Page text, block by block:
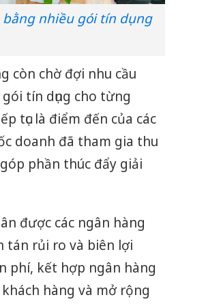
nhiều gói tín dụng
còn chờ đợi nhu cầu
tín dụng cho từng
tục là điểm đến của các
doanh đã tham gia thu
phần thúc đẩy giải
được các ngân hàng
tán rủi ro và biên lợi
phí, kết hợp ngân hàng
hàng và mở rộng